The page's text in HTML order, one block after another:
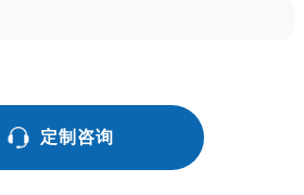
定制咨询